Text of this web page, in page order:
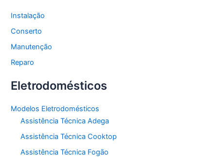
Instalação
Conserto
Manutenção
Reparo
Eletrodomésticos
Modelos Eletrodomésticos
Assistência Técnica Adega
Assistência Técnica Cooktop
Assistência Técnica Fogão